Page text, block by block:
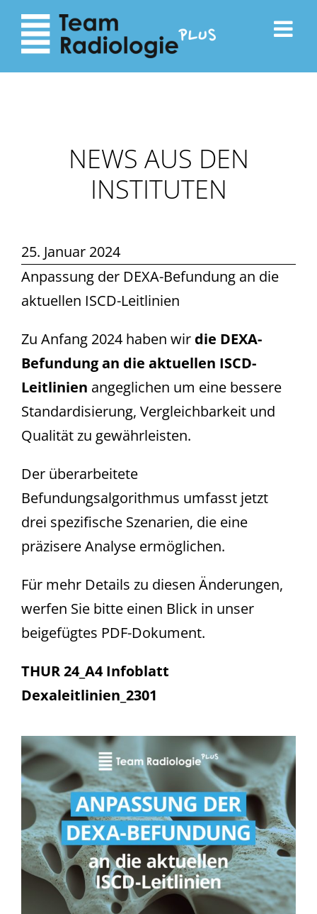
zum
Inhalt
Navigation
NEWS AUS DEN
INSTITUTEN
25. Januar 2024
Anpassung der DEXA-Befundung an die
aktuellen ISCD-Leitlinien
Zu Anfang 2024 haben wir die DEXA-
Befundung an die aktuellen ISCD-
Leitlinien angeglichen um eine bessere
Standardisierung, Vergleichbarkeit und
Qualität zu gewährleisten.
Der überarbeitete
Befundungsalgorithmus umfasst jetzt
drei spezifische Szenarien, die eine
präzisere Analyse ermöglichen.
Für mehr Details zu diesen Änderungen,
werfen Sie bitte einen Blick in unser
beigefügtes PDF-Dokument.
THUR 24_A4 Infoblatt
Dexaleitlinien_2301